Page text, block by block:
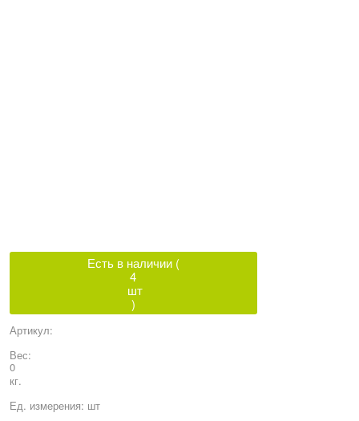
Есть в наличии (
4
шт
)
Артикул:
Вес:
0
кг.
Ед. измерения: шт